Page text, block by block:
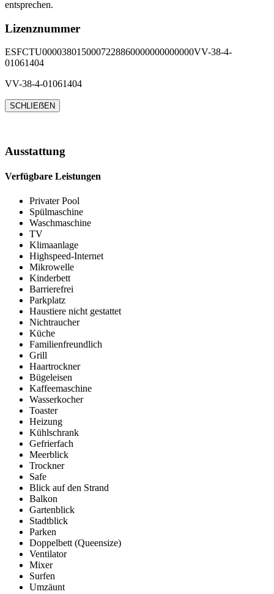
entsprechen.
Lizenznummer
ESFCTU0000380150007228860000000000000VV-38-4-
01061404
VV-38-4-01061404
SCHLIEẞEN
Ausstattung
Verfügbare Leistungen
Privater Pool
Spülmaschine
Waschmaschine
TV
Klimaanlage
Highspeed-Internet
Mikrowelle
Kinderbett
Barrierefrei
Parkplatz
Haustiere nicht gestattet
Nichtraucher
Küche
Familienfreundlich
Grill
Haartrockner
Bügeleisen
Kaffeemaschine
Wasserkocher
Toaster
Heizung
Kühlschrank
Gefrierfach
Meerblick
Trockner
Safe
Blick auf den Strand
Balkon
Gartenblick
Stadtblick
Parken
Doppelbett (Queensize)
Ventilator
Mixer
Surfen
Umzäunt